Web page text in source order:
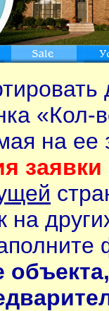
«Кол-
на ее
заявки
на